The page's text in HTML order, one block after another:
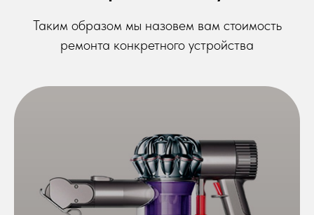
Таким образом мы назовем вам стоимость
ремонта конкретного устройства